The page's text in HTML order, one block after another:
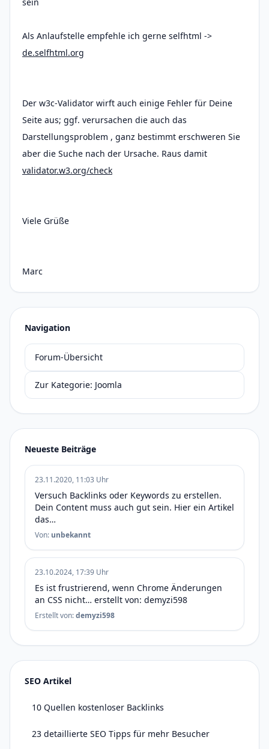
Als Anlaufstelle empfehle ich gerne selfhtml ->
de.selfhtml.org
Der w3c-Validator wirft auch einige Fehler für Deine
Seite aus; ggf. verursachen die auch das
Darstellungsproblem , ganz bestimmt erschweren Sie
aber die Suche nach der Ursache. Raus damit
validator.w3.org/check
Viele Grüße
Marc
Navigation
Forum-Übersicht
Zur Kategorie: Joomla
Neueste Beiträge
23.11.2020, 11:03 Uhr
Versuch Backlinks oder Keywords zu erstellen.
Dein Content muss auch gut sein. Hier ein Artikel
das…
Von: unbekannt
23.10.2024, 17:39 Uhr
Es ist frustrierend, wenn Chrome Änderungen
an CSS nicht… erstellt von: demyzi598
Erstellt von:demyzi598
SEO Artikel
10 Quellen kostenloser Backlinks
23 detaillierte SEO Tipps für mehr Besucher